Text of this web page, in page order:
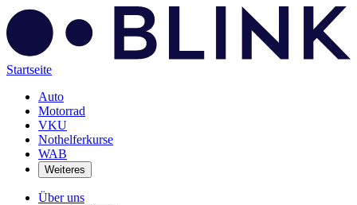
Startseite
Auto
Motorrad
VKU
Nothelferkurse
WAB
Weiteres
Über uns